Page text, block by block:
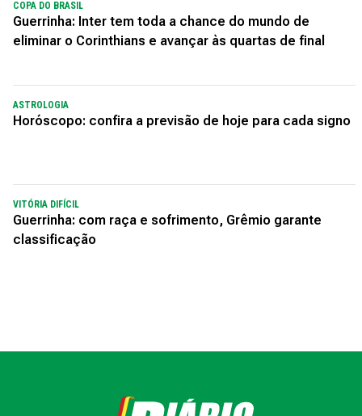
COPA DO BRASIL
Guerrinha: Inter tem toda a chance do mundo de
eliminar o Corinthians e avançar às quartas de final
ASTROLOGIA
Horóscopo: confira a previsão de hoje para cada signo
VITÓRIA DIFÍCIL
Guerrinha: com raça e sofrimento, Grêmio garante
classificação